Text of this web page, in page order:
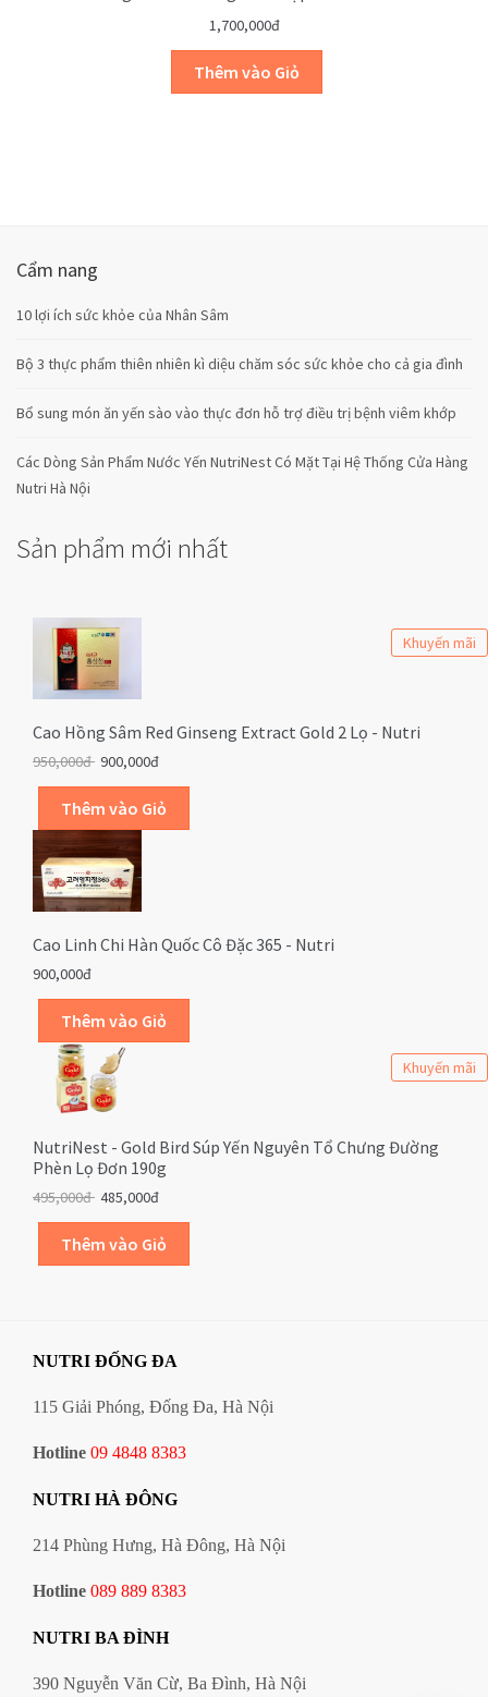
1,700,000đ
Cẩm nang
10 lợi ích sức khỏe của Nhân Sâm
Bộ 3 thực phẩm thiên nhiên kì diệu chăm sóc sức khỏe cho cả gia đình
Bổ sung món ăn yến sào vào thực đơn hỗ trợ điều trị bệnh viêm khớp
Các Dòng Sản Phẩm Nước Yến NutriNest Có Mặt Tại Hệ Thống Cửa Hàng
Nutri Hà Nội
Sản phẩm mới nhất
Khuyến mãi
Cao Hồng Sâm Red Ginseng Extract Gold 2 Lọ - Nutri
950,000đ 900,000đ
Cao Linh Chi Hàn Quốc Cô Đặc 365 - Nutri
900,000đ
Khuyến mãi
NutriNest - Gold Bird Súp Yến Nguyên Tổ Chưng Đường
Phèn Lọ Đơn 190g
495,000đ 485,000đ
NUTRI ĐỐNG ĐA
115 Giải Phóng, Đống Đa, Hà Nội
Hotline 09 4848 8383
NUTRI HÀ ĐÔNG
214 Phùng Hưng, Hà Đông, Hà Nội
Hotline 089 889 8383
NUTRI BA ĐÌNH
390 Nguyễn Văn Cừ, Ba Đình, Hà Nội